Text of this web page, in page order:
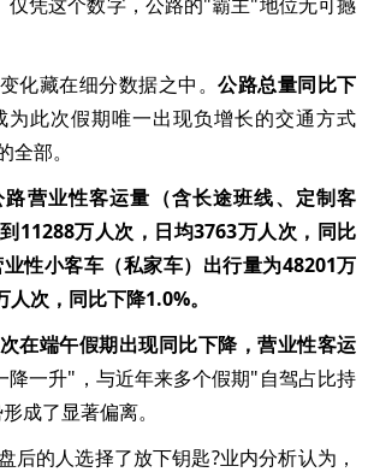
藏在细分数据之中。公路总量同比下
为此次假期唯一出现负增长的交通方式
部。
路营业性客运量（含长途班线、定制客
11288万人次，日均3763万人次，同比
性小客车（私家车）出行量为48201万
次，同比下降1.0%。
在端午假期出现同比下降，营业性客运
降一升"，与近年来多个假期"自驾占比持
成了显著偏离。
的人选择了放下钥匙?业内分析认为，